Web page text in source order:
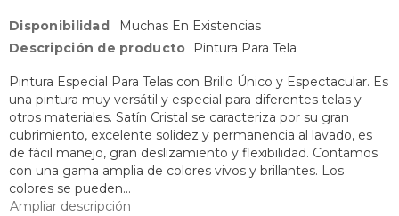
Disponibilidad
Muchas En Existencias
Descripción de producto
Pintura Para Tela
Pintura Especial Para Telas con Brillo Único y Espectacular. Es
una pintura muy versátil y especial para diferentes telas y
otros materiales. Satín Cristal se caracteriza por su gran
cubrimiento, excelente solidez y permanencia al lavado, es
de fácil manejo, gran deslizamiento y flexibilidad. Contamos
con una gama amplia de colores vivos y brillantes. Los
colores se pueden...
Ampliar descripción